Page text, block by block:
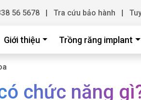
56 5678 | Tra cứu bảo hành |
Giới thiệu Trồng răng implant
chức năng